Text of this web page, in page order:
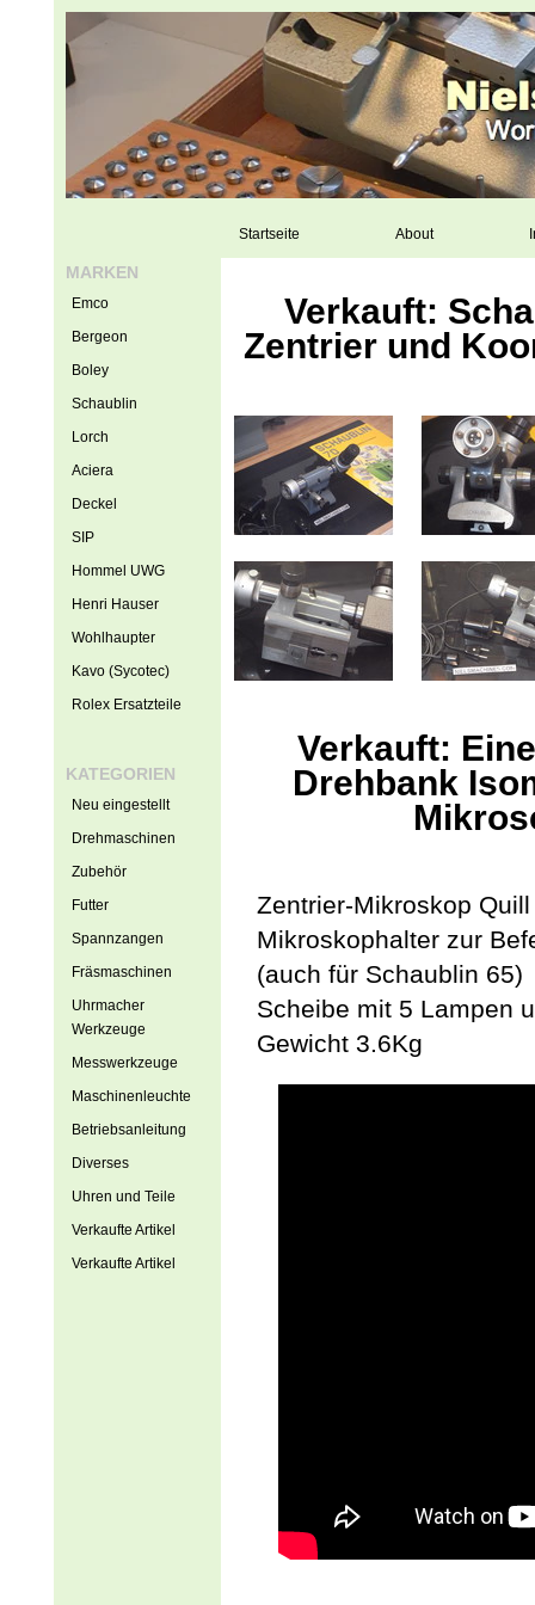
Startseite About
Verkauft:
Zentrier und
Verkauft:
Drehbank
Zentrier-Mikroskop
Mikroskophalter zur
(auch für Schaublin 65)
Scheibe mit 5 Lampen
Gewicht 3.6Kg
MARKEN
Emco
Bergeon
Boley
Schaublin
Lorch
Aciera
Deckel
SIP
Hommel UWG
Henri Hauser
Wohlhaupter
Kavo (Sycotec)
Rolex Ersatzteile
KATEGORIEN
Neu eingestellt
Drehmaschinen
Zubehör
Futter
Spannzangen
Fräsmaschinen
Uhrmacher
Werkzeuge
Messwerkzeuge
Maschinenleuchte
Betriebsanleitung
Diverses
Uhren und Teile
Verkaufte Artikel
Verkaufte Artikel